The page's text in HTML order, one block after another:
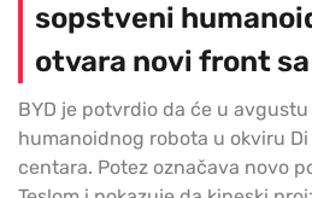
sopstveni
otvara novi front sa
BYD je potvrdio da će u
humanoidnog robota u okviru
centara. Potez označava novo